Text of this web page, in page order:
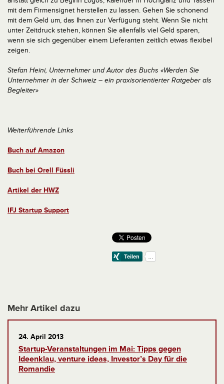
mit dem Firmensignet herstellen zu lassen. Gehen Sie schonend
mit dem Geld um, das Ihnen zur Verfügung steht. Wenn Sie nicht
unter Zeitdruck stehen, können Sie allenfalls viel Geld sparen,
wenn sie sich gegenüber einem Lieferanten zeitlich etwas flexibel
zeigen.
Stefan Heini, Unternehmer und Autor des Buchs «Werden Sie
Unternehmer in der Schweiz – ein praxisorientierter Ratgeber als
Begleiter»
Weiterführende Links
Buch auf Amazon
Buch bei Orell Füssli
Artikel der HWZ
IFJ Startup Support
Mehr Artikel dazu
24. April 2013
Startup-Veranstaltungen im Mai: Tipps gegen
Ideenklau, venture ideas, Investor’s Day für die
Romandie